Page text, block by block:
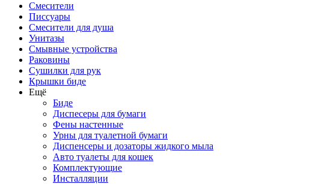
Смесители
Писсуары
Смесители для душа
Унитазы
Смывные устройства
Раковины
Сушилки для рук
Крышки биде
Ещё
Биде
Диспесеры для бумаги
Фены настенные
Урны для туалетной бумаги
Диспенсеры и дозаторы жидкого мыла
Авто туалеты для кошек
Комплектующие
Инсталляции